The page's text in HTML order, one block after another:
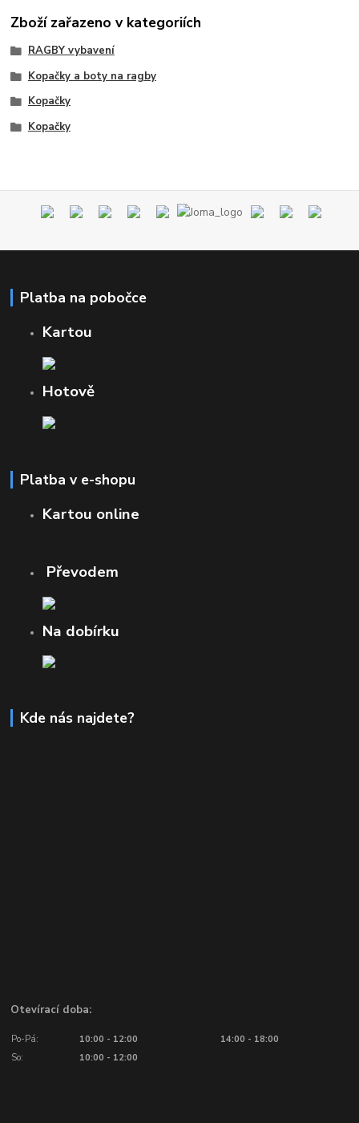
Zboží zařazeno v kategoriích
RAGBY vybavení
Kopačky a boty na ragby
Kopačky
Kopačky
Platba na pobočce
Kartou
Hotově
Platba v e-shopu
Kartou online
Převodem
Na dobírku
Kde nás najdete?
Otevírací doba:
Po-Pá: 10:00 - 12:00
14:00 - 18:00
So:
10:00 - 12:00